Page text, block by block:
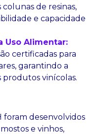
de resinas,
e capacidade
Uso Alimentar:
certificadas para
garantindo a
vinícolas.
foram desenvolvidos
e vinhos,